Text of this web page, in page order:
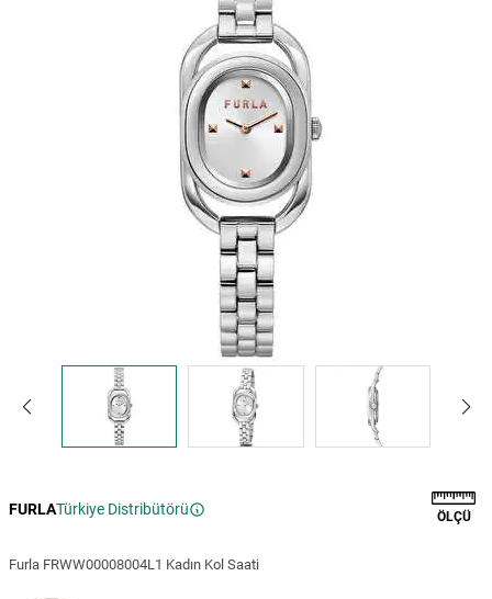
FURLATürkiye Distribütörü ÖLÇÜ
Furla FRWW00008004L1 Kadın Kol Saati